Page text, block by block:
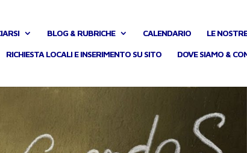
BLOG & RUBRICHE CALENDARIO LE
RICHIESTA LOCALI E INSERIMENTO SU SITO DOVE SIAMO &